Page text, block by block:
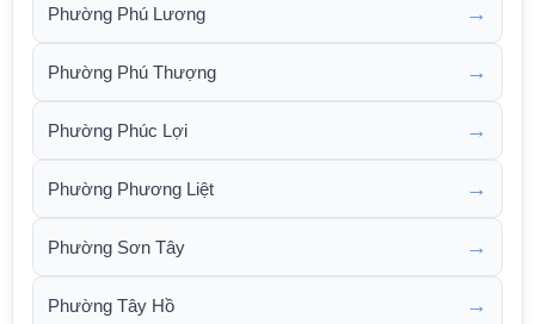
Phường Phú Lương →
Phường Phú Thượng →
Phường Phúc Lợi →
Phường Phương Liệt →
Phường Sơn Tây →
Phường Tây Hồ →